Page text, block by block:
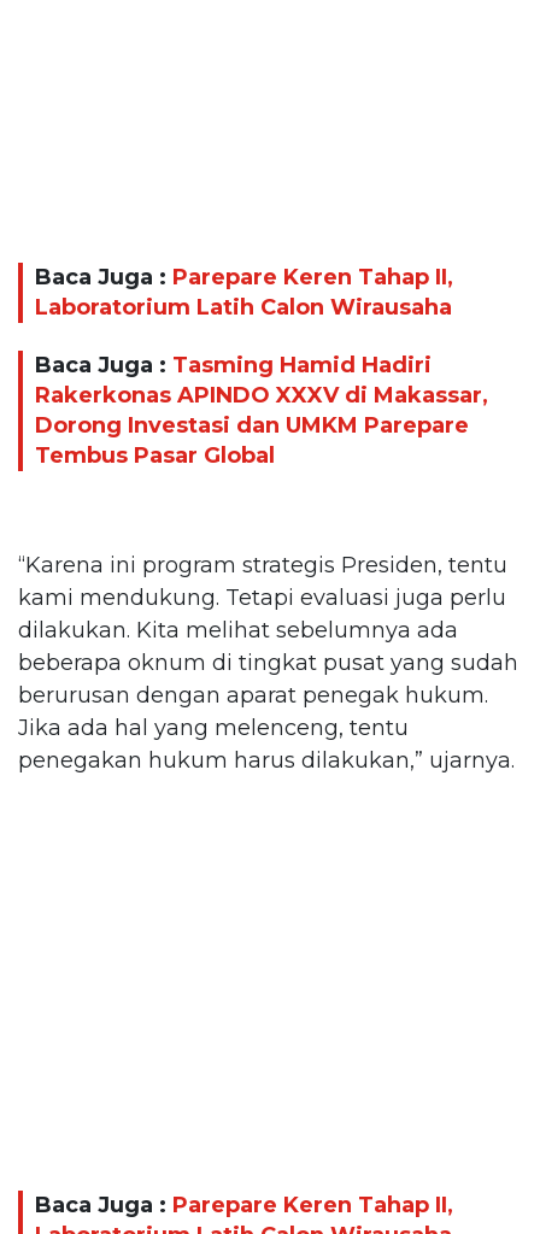
Baca Juga : Parepare Keren Tahap II,
Laboratorium Latih Calon Wirausaha
Baca Juga : Tasming Hamid Hadiri
Rakerkonas APINDO XXXV di Makassar,
Dorong Investasi dan UMKM Parepare
Tembus Pasar Global
“Karena ini program strategis Presiden, tentu
kami mendukung. Tetapi evaluasi juga perlu
dilakukan. Kita melihat sebelumnya ada
beberapa oknum di tingkat pusat yang sudah
berurusan dengan aparat penegak hukum.
Jika ada hal yang melenceng, tentu
penegakan hukum harus dilakukan,” ujarnya.
Baca Juga : Parepare Keren Tahap II,